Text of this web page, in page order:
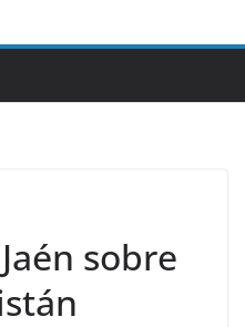
sobre